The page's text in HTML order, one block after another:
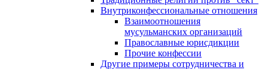
Внутриконфессиональные отношения
Взаимоотношения
мусульманских организаций
Православные юрисдикции
Прочие конфессии
Другие примеры сотрудничества и